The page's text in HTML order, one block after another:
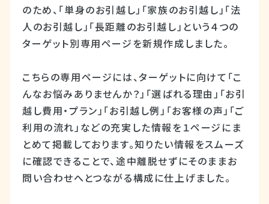
のため、「単身のお引越し」「家族のお引越し」「法
人のお引越し」「長距離のお引越し」という４つの
ターゲット別専用ページを新規作成しました。
こちらの専用ページには、ターゲットに向けて「こ
んなお悩みありませんか？」「選ばれる理由」「お引
越し費用・プラン」「お引越し例」「お客様の声」「ご
利用の流れ」などの充実した情報を１ページにま
とめて掲載しております。知りたい情報をスムーズ
に確認できることで、途中離脱せずにそのままお
問い合わせへとつながる構成に仕上げました。